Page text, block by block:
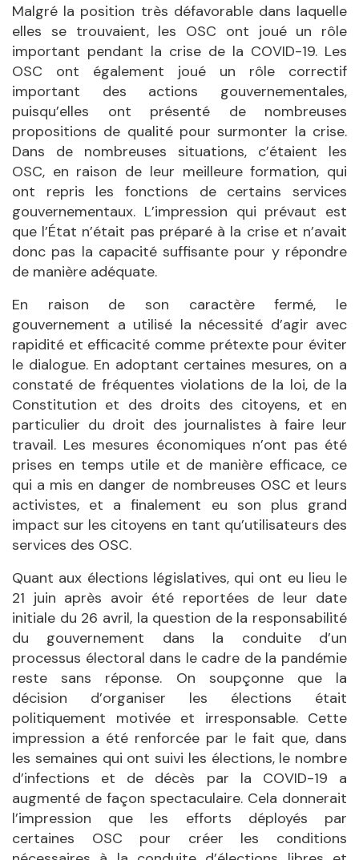
Malgré la position très défavorable dans laquelle
elles se trouvaient, les OSC ont joué un rôle
important pendant la crise de la COVID-19. Les
OSC ont également joué un rôle correctif
important des actions gouvernementales,
puisqu’elles ont présenté de nombreuses
propositions de qualité pour surmonter la crise.
Dans de nombreuses situations, c’étaient les
OSC, en raison de leur meilleure formation, qui
ont repris les fonctions de certains services
gouvernementaux. L’impression qui prévaut est
que l’État n’était pas préparé à la crise et n’avait
donc pas la capacité suffisante pour y répondre
de manière adéquate.
En raison de son caractère fermé, le
gouvernement a utilisé la nécessité d’agir avec
rapidité et efficacité comme prétexte pour éviter
le dialogue. En adoptant certaines mesures, on a
constaté de fréquentes violations de la loi, de la
Constitution et des droits des citoyens, et en
particulier du droit des journalistes à faire leur
travail. Les mesures économiques n’ont pas été
prises en temps utile et de manière efficace, ce
qui a mis en danger de nombreuses OSC et leurs
activistes, et a finalement eu son plus grand
impact sur les citoyens en tant qu’utilisateurs des
services des OSC.
Quant aux élections législatives, qui ont eu lieu le
21 juin après avoir été reportées de leur date
initiale du 26 avril, la question de la responsabilité
du gouvernement dans la conduite d’un
processus électoral dans le cadre de la pandémie
reste sans réponse. On soupçonne que la
décision d’organiser les élections était
politiquement motivée et irresponsable. Cette
impression a été renforcée par le fait que, dans
les semaines qui ont suivi les élections, le nombre
d’infections et de décès par la COVID-19 a
augmenté de façon spectaculaire. Cela donnerait
l’impression que les efforts déployés par
certaines OSC pour créer les conditions